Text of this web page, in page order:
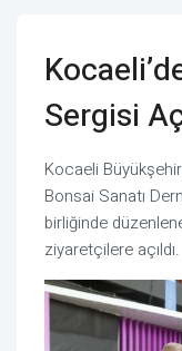
Sergisi
Kocaeli
Bonsai Sanatı
birliğinde
ziyaretçilere açıldı.